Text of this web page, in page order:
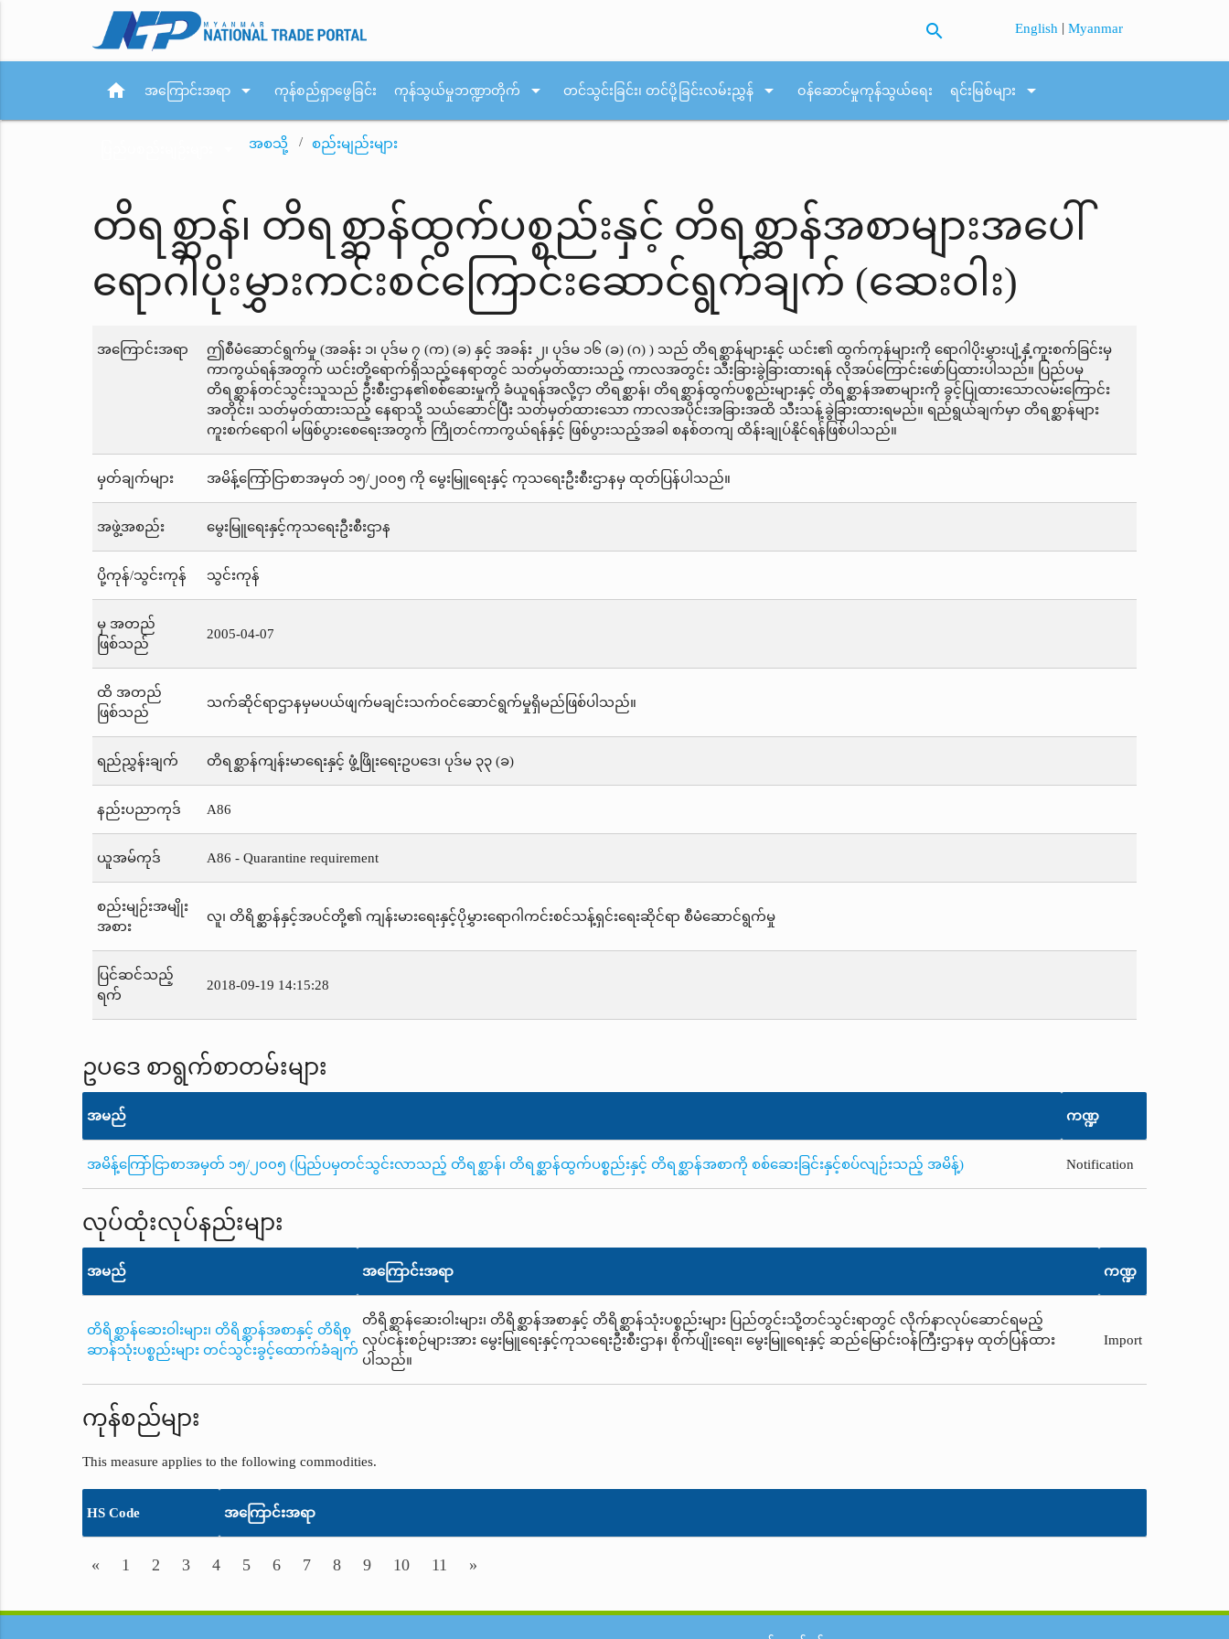
search English |Myanmar
home အကြောင်းအရာ arrow_drop_down ကုန်စည်ရှာဖွေခြင်း ကုန်သွယ်မှုဘဏ္ဍာတိုက် arrow_drop_down တင်သွင်းခြင်း၊ တင်ပို့ခြင်းလမ်းညွှန် arrow_drop_down ဝန်ဆောင်မှုကုန်သွယ်ရေး ရင်းမြစ်များ arrow_drop_down
အစသို့ စည်းမျည်းများ
တိရစ္ဆာန်၊ တိရစ္ဆာန်ထွက်ပစ္စည်းနှင့် တိရစ္ဆာန်အစာများအပေါ်
ရောဂါပိုးမွှားကင်းစင်ကြောင်းဆောင်ရွက်ချက် (ဆေးဝါး)
အကြောင်းအရာ
ဤစီမံဆောင်ရွက်မှု (အခန်း ၁၊ ပုဒ်မ ၇ (က) (ခ) နှင့် အခန်း ၂၊ ပုဒ်မ ၁၆ (ခ) (ဂ) ) သည် တိရစ္ဆာန်များနှင့် ယင်း၏ ထွက်ကုန်များကို ရောဂါပိုးမွှားပျံ့နှံ့ကူးစက်ခြင်းမှ
ကာကွယ်ရန်အတွက် ယင်းတို့ရောက်ရှိသည့်နေရာတွင် သတ်မှတ်ထားသည့် ကာလအတွင်း သီးခြားခွဲခြားထားရန် လိုအပ်ကြောင်းဖော်ပြထားပါသည်။ ပြည်ပမှ
တိရစ္ဆာန်တင်သွင်းသူသည် ဦးစီးဌာန၏စစ်ဆေးမှုကို ခံယူရန်အလို့ငှာ တိရစ္ဆာန်၊ တိရစ္ဆာန်ထွက်ပစ္စည်းများနှင့် တိရစ္ဆာန်အစာများကို ခွင့်ပြုထားသောလမ်းကြောင်း
အတိုင်း၊ သတ်မှတ်ထားသည့် နေရာသို့ သယ်ဆောင်ပြီး သတ်မှတ်ထားသော ကာလအပိုင်းအခြားအထိ သီးသန့်ခွဲခြားထားရမည်။ ရည်ရွယ်ချက်မှာ တိရစ္ဆာန်များ
ကူးစက်ရောဂါ မဖြစ်ပွားစေရေးအတွက် ကြိုတင်ကာကွယ်ရန်နှင့် ဖြစ်ပွားသည့်အခါ စနစ်တကျ ထိန်းချုပ်နိုင်ရန်ဖြစ်ပါသည်။
မှတ်ချက်များ အမိန့်ကြော်ငြာစာအမှတ် ၁၅/၂၀၀၅ ကို မွေးမြူရေးနှင့် ကုသရေးဦးစီးဌာနမှ ထုတ်ပြန်ပါသည်။
အဖွဲ့အစည်း မွေးမြူရေးနှင့်ကုသရေးဦးစီးဌာန
ပို့ကုန်/သွင်းကုန် သွင်းကုန်
မှ အတည်
ဖြစ်သည်
2005-04-07
ထိ အတည်
ဖြစ်သည်
သက်ဆိုင်ရာဌာနမှမပယ်ဖျက်မချင်းသက်ဝင်ဆောင်ရွက်မှုရှိမည်ဖြစ်ပါသည်။
ရည်ညွှန်းချက် တိရစ္ဆာန်ကျန်းမာရေးနှင့် ဖွံ့ဖြိုးရေးဥပဒေ၊ ပုဒ်မ ၃၃ (ခ)
နည်းပညာကုဒ် A86
ယူအမ်ကုဒ် A86 - Quarantine requirement
စည်းမျဉ်းအမျိုး
အစား
လူ၊ တိရိစ္ဆာန်နှင့်အပင်တို့၏ ကျန်းမားရေးနှင့်ပိုမွှားရောဂါကင်းစင်သန့်ရှင်းရေးဆိုင်ရာ စီမံဆောင်ရွက်မှု
ပြင်ဆင်သည့်
ရက်
2018-09-19 14:15:28
ဥပဒေ စာရွက်စာတမ်းများ
အမည် ကဏ္ဍ
အမိန့်ကြော်ငြာစာအမှတ် ၁၅/၂၀၀၅ (ပြည်ပမှတင်သွင်းလာသည့် တိရစ္ဆာန်၊ တိရစ္ဆာန်ထွက်ပစ္စည်းနှင့် တိရစ္ဆာန်အစာကို စစ်ဆေးခြင်းနှင့်စပ်လျဉ်းသည့် အမိန့်) Notification
လုပ်ထုံးလုပ်နည်းများ
အမည် အကြောင်းအရာ ကဏ္ဍ
တိရိစ္ဆာန်ဆေးဝါးများ၊ တိရိစ္ဆာန်အစာနှင့် တိရိစ္
ဆာန်သုံးပစ္စည်းများ တင်သွင်းခွင့်ထောက်ခံချက်
တိရိစ္ဆာန်ဆေးဝါးများ၊ တိရိစ္ဆာန်အစာနှင့် တိရိစ္ဆာန်သုံးပစ္စည်းများ ပြည်တွင်းသို့တင်သွင်းရာတွင် လိုက်နာလုပ်ဆောင်ရမည့်
လုပ်ငန်းစဉ်များအား မွေးမြူရေးနှင့်ကုသရေးဦးစီးဌာန၊ စိုက်ပျိုးရေး၊ မွေးမြူရေးနှင့် ဆည်မြောင်းဝန်ကြီးဌာနမှ ထုတ်ပြန်ထား
ပါသည်။
Import
ကုန်စည်များ
This measure applies to the following commodities.
HS Code အကြောင်းအရာ
« 1 2 3 4 5 6 7 8 9 10 11 »